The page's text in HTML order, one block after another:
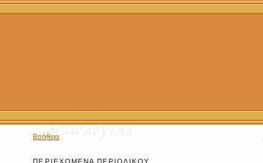
Βοήθεια
ΠΕΡΙΕΧΌΜΕΝΑ ΠΕΡΙΟΔΙΚΟΎ